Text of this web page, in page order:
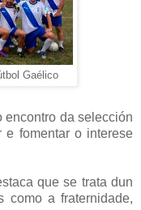
Gaélico
encontro da selección
fomentar o interese
que se trata dun
como a fraternidade,